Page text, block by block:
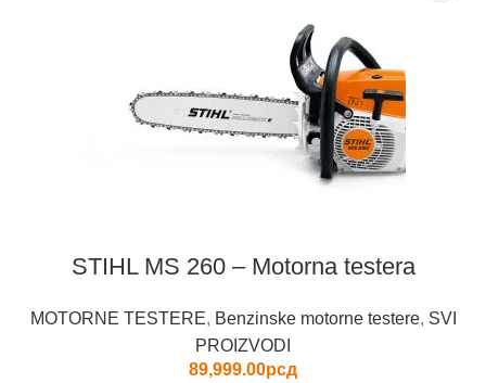
STIHL MS 260 – Motorna testera
MOTORNE TESTERE, Benzinske motorne testere, SVI
PROIZVODI
89,999.00рсд